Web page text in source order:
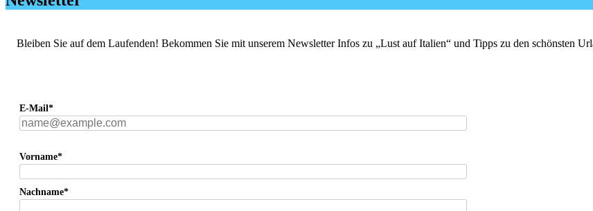
Bleiben Sie auf dem Laufenden! Bekommen Sie mit unserem Newsletter Infos zu „Lust auf Italien“ und Tipps zu den schönsten
E-Mail*
Vorname*
Nachname*